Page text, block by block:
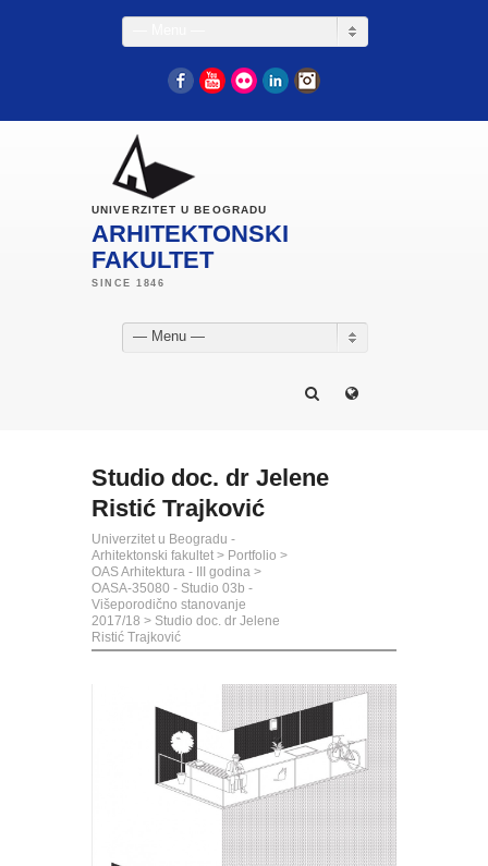
FacebookYouTube
Flickr LinkedIn
UNIVERZITET U BEOGRADU
ARHITEKTONSKI
FAKULTET
— Menu —
Studio doc. dr Jelene
Ristić Trajković
Univerzitet u Beogradu -
Arhitektonski fakultet > Portfolio >
OAS Arhitektura - III godina >
OASA-35080 - Studio 03b -
Višeporodično stanovanje
2017/18 > Studio doc. dr Jelene
Ristić Trajković